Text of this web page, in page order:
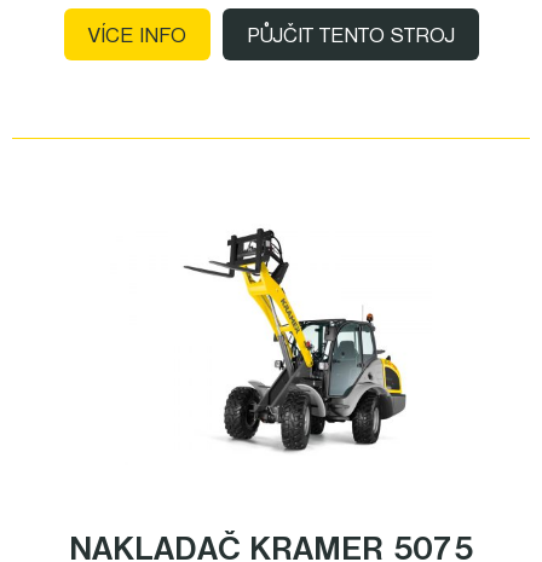
VÍCE INFO PŮJČIT TENTO STROJ
NAKLADAČ KRAMER 5075